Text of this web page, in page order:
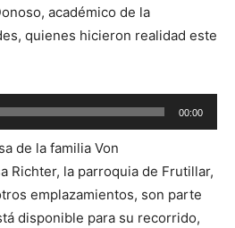
académico de la
quienes hicieron realidad este
00:00
de la familia Von
Richter, la parroquia de Frutillar,
emplazamientos, son parte
disponible para su recorrido,